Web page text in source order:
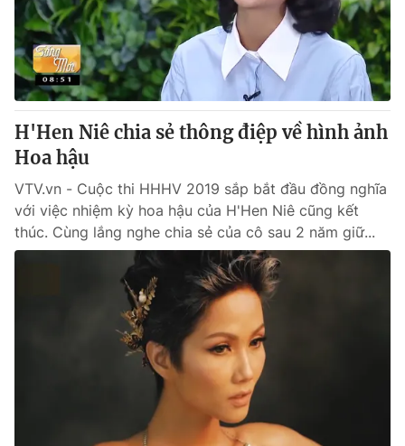
H'Hen Niê chia sẻ thông điệp về hình ảnh
Hoa hậu
VTV.vn - Cuộc thi HHHV 2019 sắp bắt đầu đồng nghĩa
với việc nhiệm kỳ hoa hậu của H'Hen Niê cũng kết
thúc. Cùng lắng nghe chia sẻ của cô sau 2 năm giữ...